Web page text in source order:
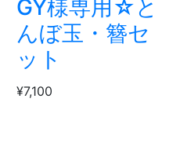
GY様専用☆と
んぼ玉・簪セ
ット
¥7,100